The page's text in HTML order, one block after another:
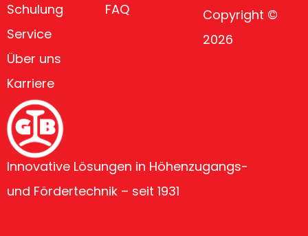
Innovative Lösungen in Höhenzugangs-
und Fördertechnik – seit 1931
Schulung
Service
Über uns
Karriere
FAQ
Copyright ©
2026